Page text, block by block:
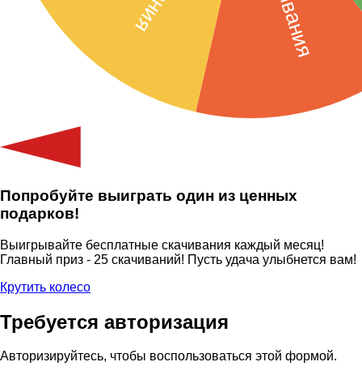
Попробуйте выиграть один из ценных
подарков!
Выигрывайте бесплатные скачивания каждый месяц!
Главный приз - 25 скачиваний! Пусть удача улыбнется вам!
Крутить колесо
Требуется авторизация
Авторизируйтесь, чтобы воспользоваться этой формой.